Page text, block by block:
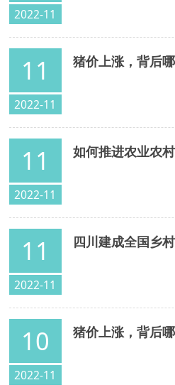
2022-11
11
2022-11
猪价上涨，背后
11
2022-11
11
2022-11
四川建成全国乡
10
2022-11
猪价上涨，背后